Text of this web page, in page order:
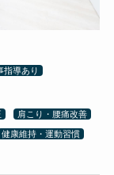
指導あり
肩こり・腰痛改善
健康維持・運動習慣